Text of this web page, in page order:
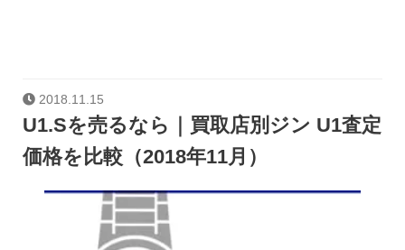
2018.11.15
U1.Sを売るなら｜買取店別ジン U1査定
価格を比較（2018年11月）